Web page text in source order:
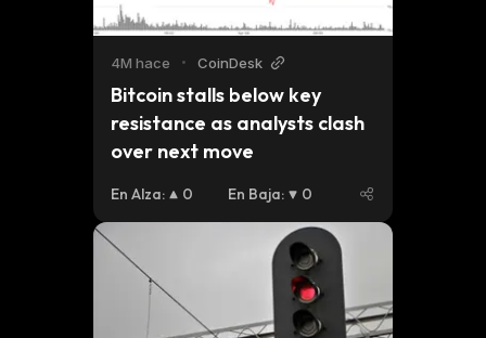
4M hace • CoinDesk
Bitcoin stalls below key
resistance as analysts clash
over next move
En Alza: 0 En Baja: 0